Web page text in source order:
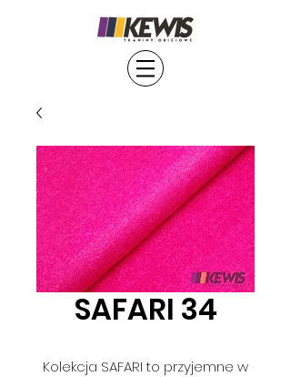
SAFARI 34
Kolekcja SAFARI to przyjemne w